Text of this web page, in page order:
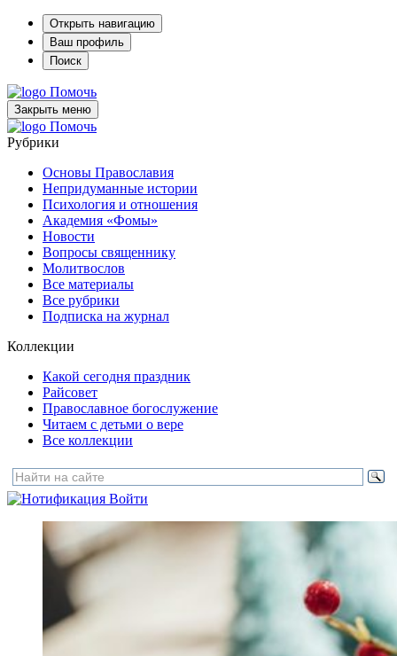
Открыть навигацию
Ваш профиль
Поиск
Помочь
Закрыть меню
Помочь
Рубрики
Основы Православия
Непридуманные истории
Психология и отношения
Академия «Фомы»
Новости
Вопросы священнику
Молитвослов
Все материалы
Все рубрики
Подписка на журнал
Коллекции
Какой сегодня праздник
Райсовет
Православное богослужение
Читаем с детьми о вере
Все коллекции
Войти